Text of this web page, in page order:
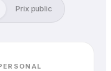
Prix public